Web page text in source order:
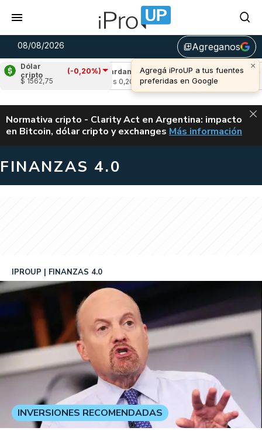
08/08/2026 library_addAgreganos
×
Agregá iProUP a tus fuentes
preferidas en Google
Dólar
cripto
(-0,20%)
$ 1562,75
1,11%) Cardano (-0,71%)
u$s 0,20
Avalanche
u$s 6,44
ALERTA
Normativa cripto - Clarity Act en Argentina: impacto
en Bitcoin, dólar cripto y exchanges CLARITY ACT EN
Más información
FINANZAS 4.0
IPROUP FINANZAS 4.0
INVERSIONES RECOMENDADAS